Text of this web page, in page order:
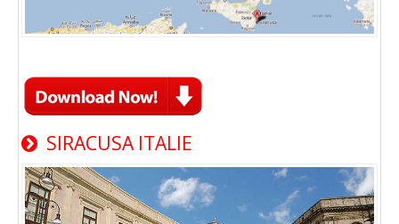
SIRACUSA ITALIE